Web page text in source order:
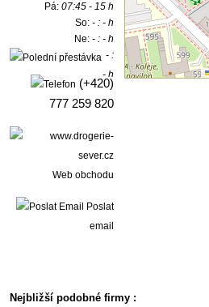
Pá:07:45 - 15 h
So:- : - h
Ne:- : - h
- :
- h
(+420)
777 259 820
Web obchodu
Poslat
email
Nejbližší podobné firmy :